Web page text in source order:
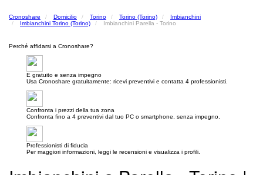
Cronoshare Domicilio Torino Torino (Torino)
Imbianchini
Imbianchini Torino (Torino)
Imbianchini Parella - Torino
Perché affidarsi a Cronoshare?
E gratuito e senza impegno
Usa Cronoshare gratuitamente: ricevi preventivi e contatta 4 professionisti.
Confronta i prezzi della tua zona
Confronta fino a 4 preventivi dal tuo PC o smartphone, senza impegno.
Professionisti di fiducia
Per maggiori informazioni, leggi le recensioni e visualizza i profili.